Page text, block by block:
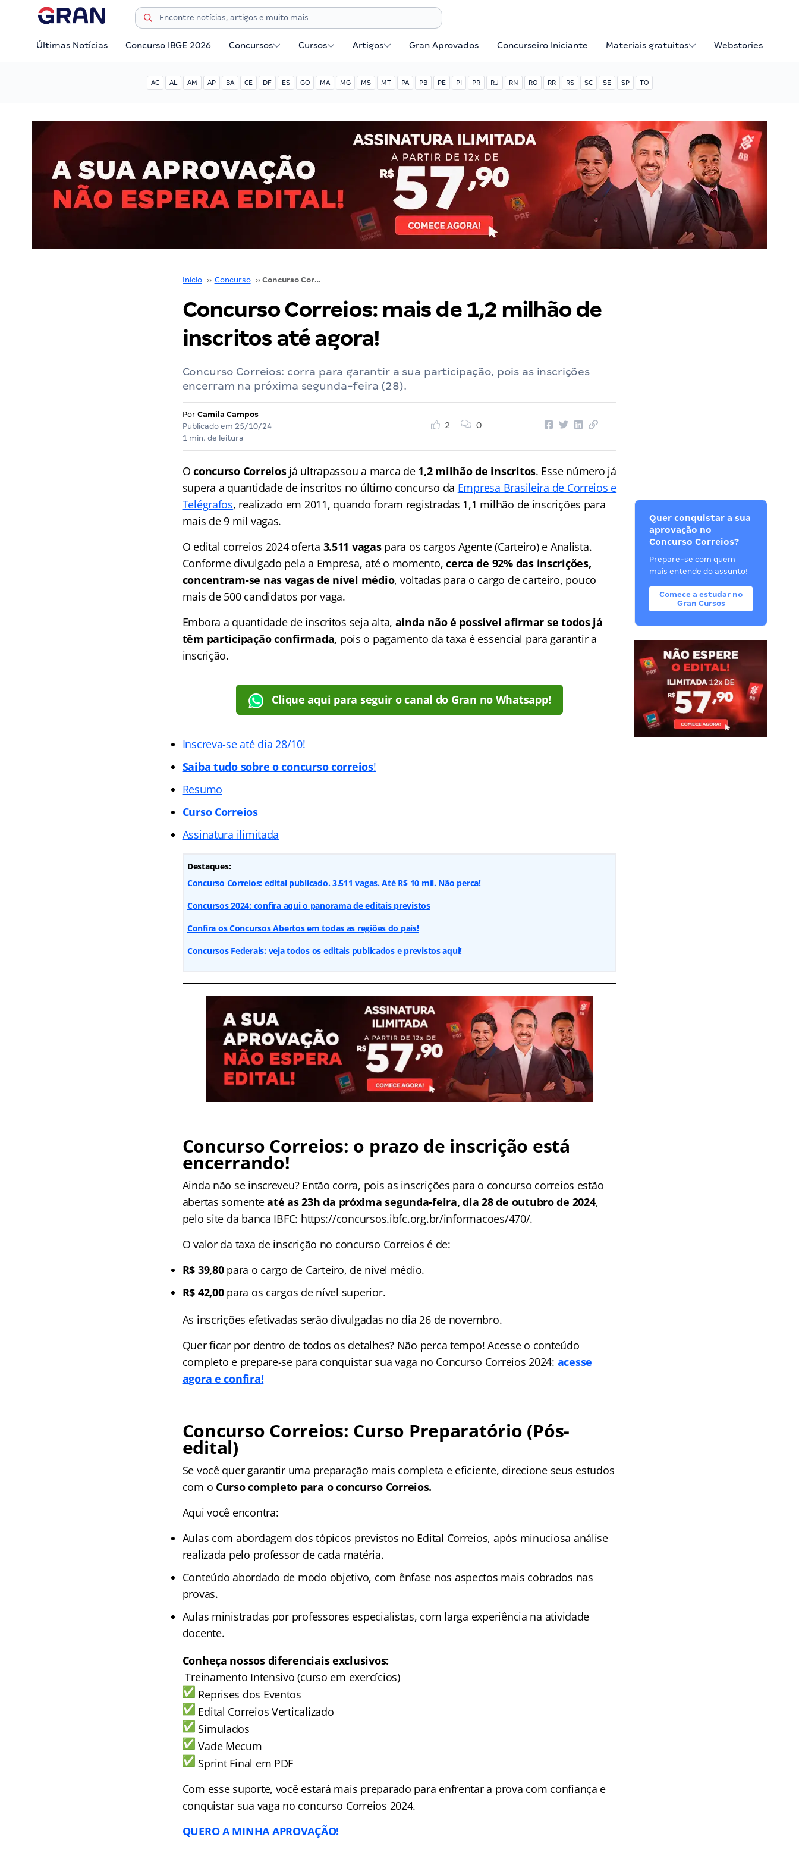
Últimas Notícias Concurso IBGE 2026 Concursos Cursos Artigos Gran Aprovados Concurseiro Iniciante Materiais gratuitos Webstories
AC AL AM AP BA CE DF ES GO MA MG MS MT PA PB PE PI PR RJ RN RO RR RS SC SE SP TO
Início ›› Concurso ›› Concurso Correios: mais de 1,2 milhão de inscritos até agora!
Concurso Correios: mais de 1,2 milhão de
inscritos até agora!
Concurso Correios: corra para garantir a sua participação, pois as inscrições
encerram na próxima segunda-feira (28).
Por Camila Campos
Publicado em 25/10/24
1 min. de leitura
2 0
O concurso Correiosjá ultrapassou a marca de1,2 milhão de inscritos. Esse número já
supera a quantidade de inscritos no último concurso da Empresa Brasileira de Correios e
Telégrafos, realizado em 2011, quando foram registradas 1,1 milhão de inscrições para
mais de 9 mil vagas.
O edital correios 2024 oferta 3.511 vagaspara os cargos Agente (Carteiro) e Analista.
Conforme divulgado pela a Empresa, até o momento,cerca de 92% das inscrições,
concentram-se nas vagas de nível médio, voltadas para o cargo de carteiro, pouco
mais de 500 candidatos por vaga.
Embora a quantidade de inscritos seja alta, ainda não é possível afirmar se todos já
têm participação confirmada, pois o pagamento da taxa é essencial para garantir a
inscrição.
Clique aqui para seguir o canal do Gran no Whatsapp!
Inscreva-se até dia 28/10!
Saiba tudo sobre o concurso correios!
Resumo
Curso Correios
Assinatura ilimitada
Destaques:
Concurso Correios: edital publicado. 3.511 vagas. Até R$ 10 mil. Não perca!
Concursos 2024: confira aqui o panorama de editais previstos
Confira os Concursos Abertos em todas as regiões do país!
Concursos Federais: veja todos os editais publicados e previstos aqui!
Concurso Correios: o prazo de inscrição está
encerrando!
Ainda não se inscreveu? Então corra, pois as inscrições para o concurso correios estão
abertas somenteaté as 23h da próxima segunda-feira, dia 28 de outubro de 2024,
pelo site da banca IBFC: https://concursos.ibfc.org.br/informacoes/470/.
O valor da taxa de inscrição no concurso Correios é de:
R$ 39,80 para o cargo de Carteiro, de nível médio.
R$ 42,00para os cargos de nível superior.
As inscrições efetivadas serão divulgadas no dia 26 de novembro.
Quer ficar por dentro de todos os detalhes? Não perca tempo! Acesse o conteúdo
completo e prepare-se para conquistar sua vaga no Concurso Correios 2024: acesse
agora e confira!
Concurso Correios: Curso Preparatório (Pós-
edital)
Se você quer garantir uma preparação mais completa e eficiente, direcione seus estudos
com o Curso completo para o concurso Correios.
Aqui você encontra:
Aulas com abordagem dos tópicos previstos no Edital Correios, após minuciosa análise
realizada pelo professor de cada matéria.
Conteúdo abordado de modo objetivo, com ênfase nos aspectos mais cobrados nas
provas.
Aulas ministradas por professores especialistas, com larga experiência na atividade
docente.
Conheça nossos diferenciais exclusivos:
Treinamento Intensivo (curso em exercícios)
Reprises dos Eventos
Edital Correios Verticalizado
Simulados
Vade Mecum
Sprint Final em PDF
Com esse suporte, você estará mais preparado para enfrentar a prova com confiança e
conquistar sua vaga no concurso Correios 2024.
QUERO A MINHA APROVAÇÃO!
Quer conquistar a sua
aprovação no
Concurso Correios?
Prepare-se com quem
mais entende do assunto!
Comece a estudar no
Gran Cursos